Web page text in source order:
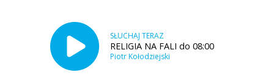
SŁUCHAJ TERAZ
RELIGIA NA FALI do 08:00
Piotr Kołodziejski